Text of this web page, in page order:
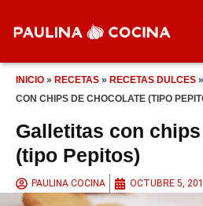
INICIO » RECETAS » RECETAS DULCES »
CON CHIPS DE CHOCOLATE (TIPO
Galletitas con
(tipo Pepitos)
PAULINA COCINA OCTUBRE 5,